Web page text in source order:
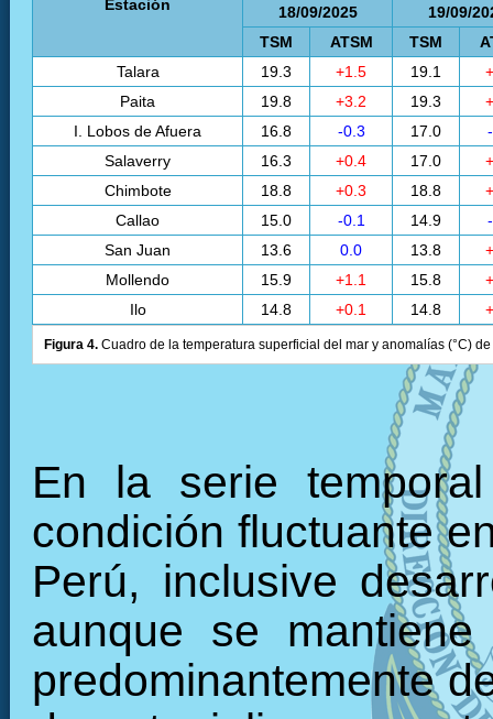
Estación 18/09/2025
19/09/
TSM
ATSM TSM
Talara
19.3 +1.5 19.1
Paita
19.8 +3.2 19.3
I. Lobos de Afuera
16.8 -0.3 17.0
Salaverry
16.3 +0.4 17.0
Chimbote
18.8 +0.3 18.8
Callao
15.0 -0.1 14.9
San Juan
13.6 0.0 13.8
Mollendo
15.9 +1.1 15.8
Ilo
14.8 +0.1 14.8
Figura 4. Cuadro de la temperatura superficial del mar y anomalías (°C)
En la serie
condición fluctuante
Perú, inclusive
aunque se
predominantemente